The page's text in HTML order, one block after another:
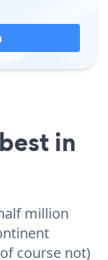
in
million
course not)